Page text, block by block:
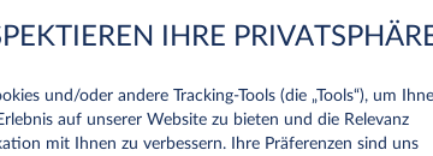
B05
Life Pro
IHRE
und/oder andere Tracking‑Tools (die „Tools“), um
auf unserer Website zu bieten und die Relevanz
mit Ihnen zu verbessern. Ihre Präferenzen sind uns